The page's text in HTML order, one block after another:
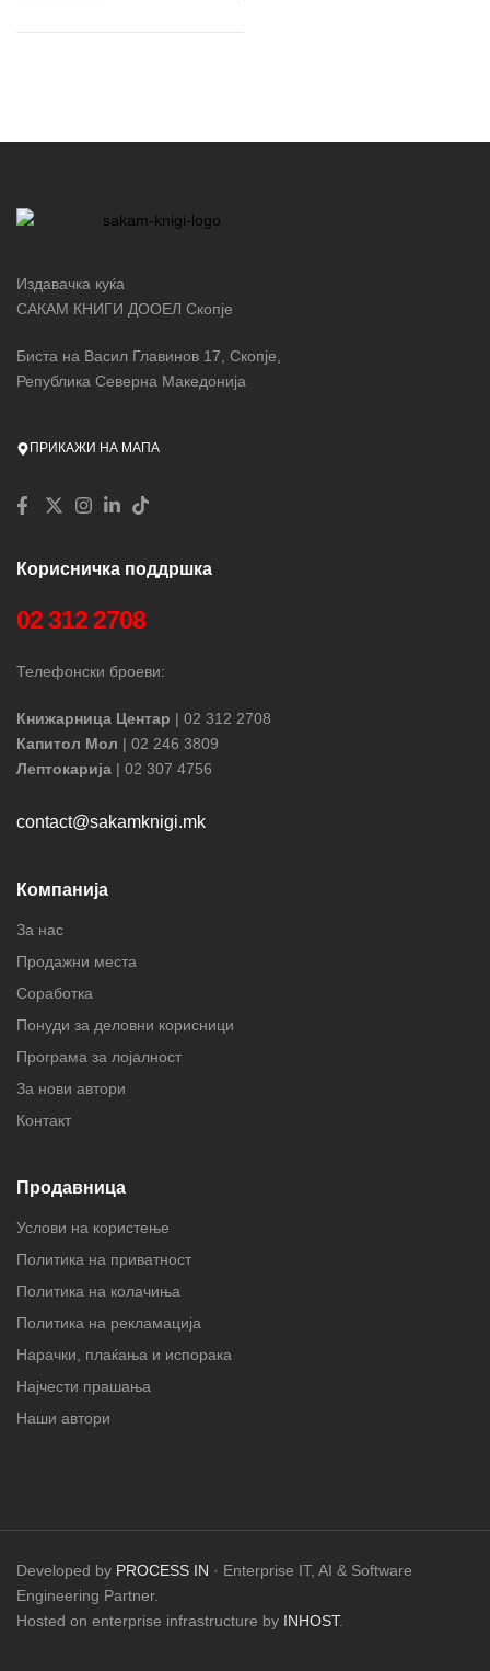
Издавачка куќа
САКАМ КНИГИ ДООЕЛ Скопје
Биста на Васил Главинов 17, Скопје,
Република Северна Македонија
ПРИКАЖИ НА МАПА
Корисничка поддршка
02 312 2708
Телефонски броеви:
Книжарница Центар | 02 312 2708
Капитол Мол | 02 246 3809
Лептокарија | 02 307 4756
contact@sakamknigi.mk
Компанија
За нас
Продажни места
Соработка
Понуди за деловни корисници
Програма за лојалност
За нови автори
Контакт
Продавница
Услови на користење
Политика на приватност
Политика на колачиња
Политика на рекламација
Нарачки, плаќања и испорака
Најчести прашања
Наши автори
Developed by PROCESS IN · Enterprise IT, AI & Software
Engineering Partner.
Hosted on enterprise infrastructure by INHOST.